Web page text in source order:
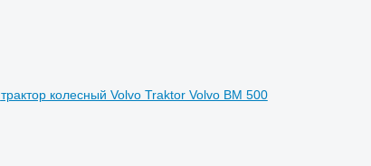
трактор колесный Volvo Traktor Volvo BM 500